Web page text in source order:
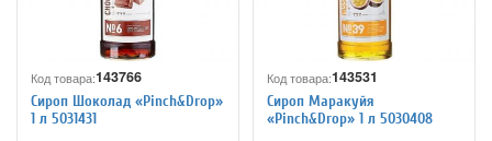
Код товара:143766
Сироп Шоколад «Pinch&Drop»
1 л 5031431
Код товара:143531
Сироп Маракуйя
«Pinch&Drop» 1 л 5030408